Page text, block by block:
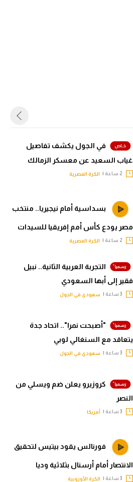
في الجول يكشف تفاصيل
غياب السعيد عن معسكر الزمالك
الكرة المصرية
بسداسية أمام نيجيريا.. منتخب
مصر يودع كأس أمم إفريقيا للسيدات
الكرة المصرية
التجربة العربية الثانية.. نبيل
فقير إلى أبها السعودي
سعودي في الجول
"أصبحت نمرا".. اتحاد جدة
يتعاقد مع السنغالي لوبي
سعودي في الجول
كروزيرو يعلن ضم ويسلي من
النصر
أمريكا
فورنالس يقود بيتيس لتحقيق
الانتصار أمام أرسنال بثلاثية وديا
الكرة الأوروبية